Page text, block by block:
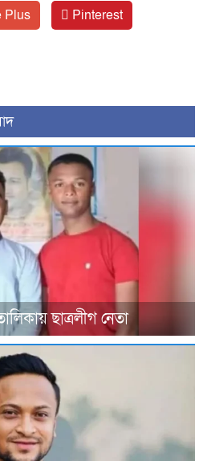
Plus
Pinterest
ছাত্রলীগ নেতা